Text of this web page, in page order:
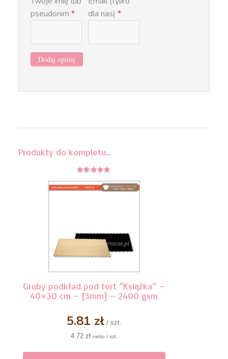
pseudonim *
dla nas)*
Produkty do kompletu…
5z 5
Gruby podkład pod tort ”Książka” –
40×30 cm – [3mm] – 2400 gsm
5.81 zł/ szt.
4.72 zł netto / szt.